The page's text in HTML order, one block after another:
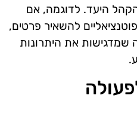
היעד. לדוגמה, אם
להשאיר פרטים,
שמדגישות את היתרונות